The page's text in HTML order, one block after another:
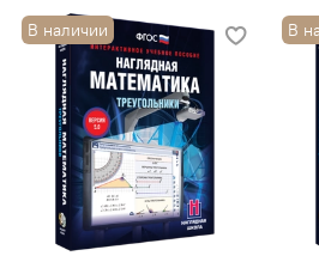
В наличии В